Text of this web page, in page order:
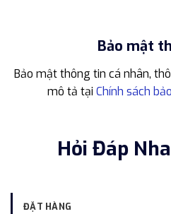
Bảo mật
Bảo mật thông tin cá nhân,
mô tả tại Chính sách
Hỏi Đáp
ĐẶT HÀNG